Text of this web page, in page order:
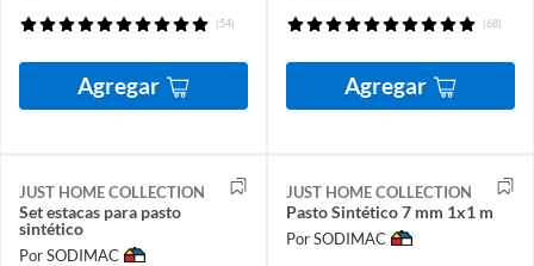
(54)
Agregar
(68)
Agregar
JUST HOME COLLECTION
Set estacas para pasto
sintético
Por SODIMAC
JUST HOME COLLECTION
Pasto Sintético 7 mm 1x1 m
Por SODIMAC